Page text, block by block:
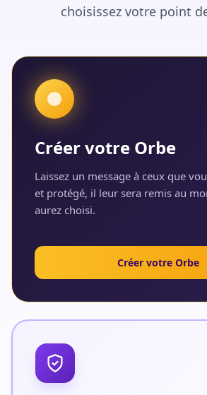
choisissez votre point
Créer votre Orbe
Laissez un message à ceux que
et protégé, il leur sera remis au
aurez choisi.
Créer votre Orbe